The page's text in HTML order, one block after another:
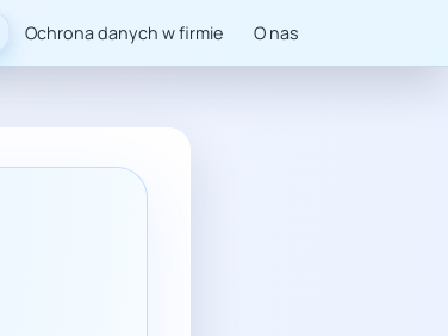
Ochrona danych w firmie O nas
co oznacza „BIK po spłacie ile lat” oraz